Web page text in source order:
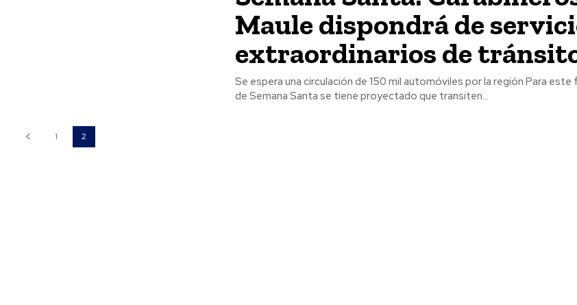
Maule dispondrá de
extraordinarios de
Se espera una circulación de 150 mil automóviles por la región Para este fin de semana largo
de Semana Santa se tiene proyectado que transiten...
1 2